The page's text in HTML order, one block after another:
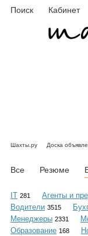
Поиск Кабинет
Шахты.ру Доска
Все Резюме
IT 281 Агенты и
Водители 3515
Менеджеры 2331
Образование 168